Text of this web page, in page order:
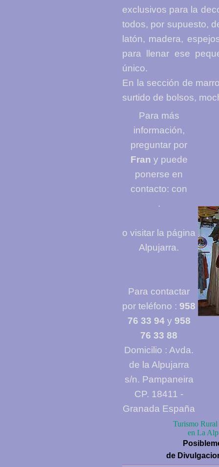
exclusivos para la
todos, por supuesto,
latón, madera,
para llenar ese
único.
En la sección de
surtido de bolsos,
Para más
información,
preguntar por
Fran y puede
ponerse en
contacto: con
.
o visitar la página
Alpujarra.
Para contactar
por teléfono : 958
76 33 94y 958
76 33 88
Domicilio : Avda.
de la Alpujarra
s/n. Pampaneira
CP. 18411 -
Granada España
Turismo
en La
de